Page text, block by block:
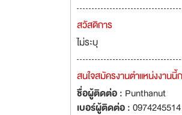
สวัสดิการ
ไม่ระบุ
สนใจสมัครงานตำแหน่งงาน
ชื่อผู้ติดต่อ : Punthanut
เบอร์ผู้ติดต่อ :0974245514